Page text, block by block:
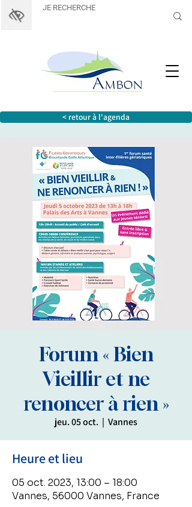
< retour à l'agenda
Forum « Bien
Vieillir et ne
renoncer à rien »
jeu. 05 oct.
  |
Vannes
Heure et lieu
05 oct. 2023, 13:00 – 18:00
Vannes, 56000 Vannes, France